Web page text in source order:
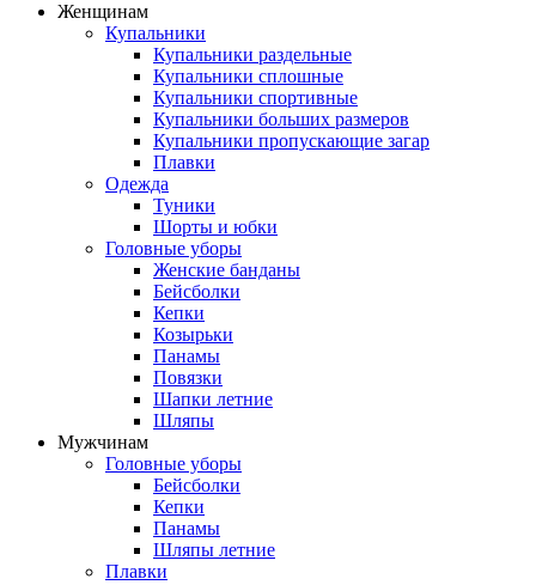
Женщинам
Купальники
Купальники раздельные
Купальники сплошные
Купальники спортивные
Купальники больших размеров
Купальники пропускающие загар
Плавки
Одежда
Туники
Шорты и юбки
Головные уборы
Женские банданы
Бейсболки
Кепки
Козырьки
Панамы
Повязки
Шапки летние
Шляпы
Мужчинам
Головные уборы
Бейсболки
Кепки
Панамы
Шляпы летние
Плавки